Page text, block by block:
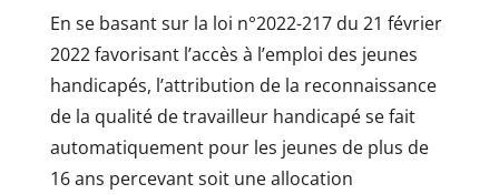
En se basant sur la loi n°2022-217 du 21 février
2022 favorisant l’accès à l’emploi des jeunes
handicapés, l’attribution de la reconnaissance
de la qualité de travailleur handicapé se fait
automatiquement pour les jeunes de plus de
16 ans percevant soit une allocation